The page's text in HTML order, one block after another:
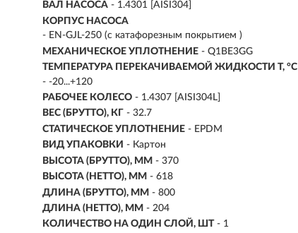
ВАЛ НАСОСА - 1.4301 [AISI304]
КОРПУС НАСОСА
- EN-GJL-250 (с катафорезным покрытием )
МЕХАНИЧЕСКОЕ УПЛОТНЕНИЕ - Q1BE3GG
ТЕМПЕРАТУРА ПЕРЕКАЧИВАЕМОЙ ЖИДКОСТИ T, °C
- -20...+120
РАБОЧЕЕ КОЛЕСО - 1.4307 [AISI304L]
ВЕС (БРУТТО), КГ - 32.7
СТАТИЧЕСКОЕ УПЛОТНЕНИЕ - EPDM
ВИД УПАКОВКИ - Картон
ВЫСОТА (БРУТТО), ММ - 370
ВЫСОТА (НЕТТО), ММ - 618
ДЛИНА (БРУТТО), ММ - 800
ДЛИНА (НЕТТО), ММ - 204
КОЛИЧЕСТВО НА ОДИН СЛОЙ, ШТ - 1